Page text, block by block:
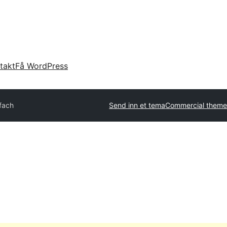
Få WordPress
Send inn et temaCommercial